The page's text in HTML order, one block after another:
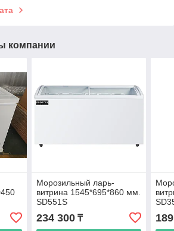
компании
Морозильный ларь-
витрина 1545*695*860 мм.
SD551S
234 300₸